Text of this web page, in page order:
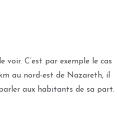
C’est par exemple le cas
au nord-est de Nazareth, il
aux habitants de sa part.